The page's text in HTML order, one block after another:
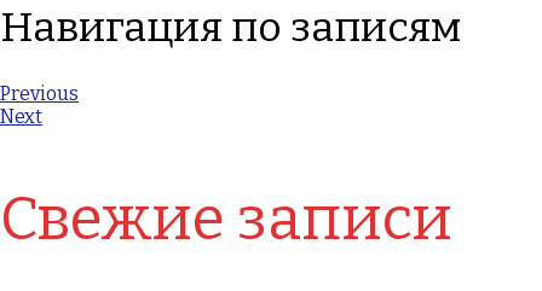
Навигация по записям
Previous
Next
Свежие записи